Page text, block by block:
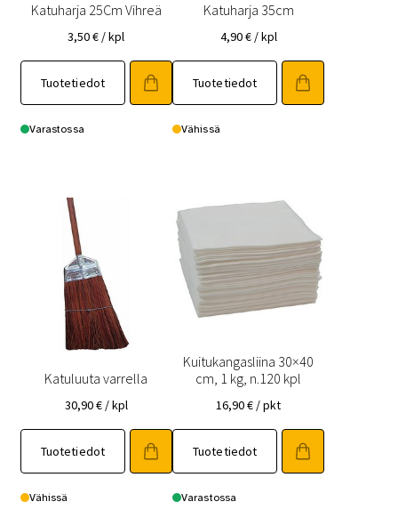
Katuharja 25Cm Vihreä
3,50€ / kpl
Tuotetiedot
Varastossa
Katuharja 35cm
4,90€ / kpl
Tuotetiedot
Vähissä
Katuluuta varrella
30,90€ / kpl
Tuotetiedot
Vähissä
Kuitukangasliina 30×40
cm, 1 kg, n.120 kpl
16,90€ / pkt
Tuotetiedot
Varastossa